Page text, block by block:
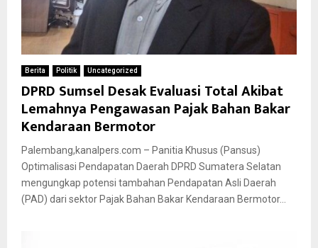
Berita Politik Uncategorized
DPRD Sumsel Desak Evaluasi Total Akibat
Lemahnya Pengawasan Pajak Bahan Bakar
Kendaraan Bermotor
Palembang,kanalpers.com – Panitia Khusus (Pansus)
Optimalisasi Pendapatan Daerah DPRD Sumatera Selatan
mengungkap potensi tambahan Pendapatan Asli Daerah
(PAD) dari sektor Pajak Bahan Bakar Kendaraan Bermotor...